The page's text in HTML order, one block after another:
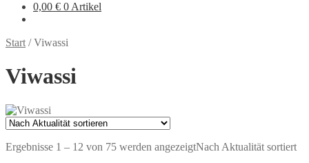
0,00 € 0 Artikel
Start /Viwassi
Viwassi
Ergebnisse 1 – 12 von 75 werden angezeigtNach Aktualität sortiert